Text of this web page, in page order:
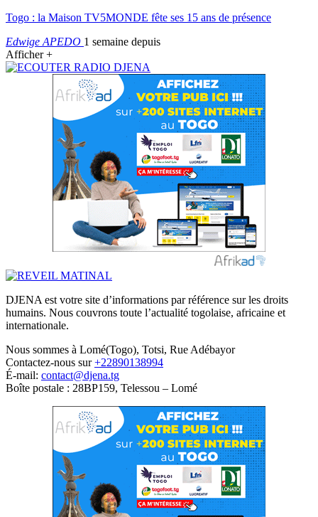
Togo : la Maison TV5MONDE fête ses 15 ans de présence
Edwige APEDO 1 semaine depuis
Afficher +
DJENA est votre site d’informations par référence sur les droits
humains. Nous couvrons toute l’actualité togolaise, africaine et
internationale.
Nous sommes à Lomé(Togo), Totsi, Rue Adébayor
Contactez-nous sur+22890138994
É-mail: contact@djena.tg
Boîte postale : 28BP159, Telessou – Lomé